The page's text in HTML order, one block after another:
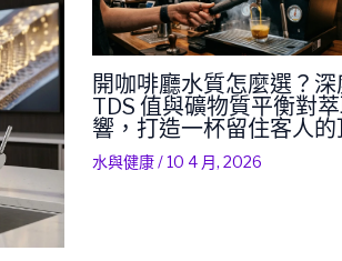
開咖啡廳水質怎麼選？
TDS 值與礦物質平衡對
響，打造一杯留住客人
水與健康/10 4 月, 2026